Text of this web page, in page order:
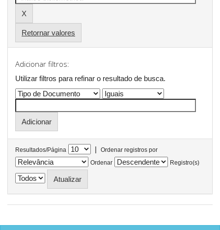
Retornar valores
Adicionar filtros:
Utilizar filtros para refinar o resultado de busca.
Resultados/Página |
Ordenar registros por
Ordenar
Registro(s)